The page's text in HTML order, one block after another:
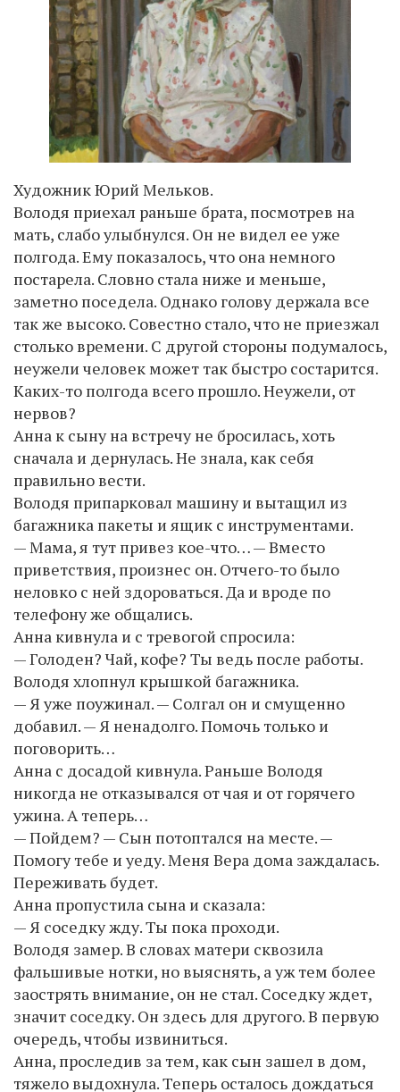
Художник Юрий Мельков.
Володя приехал раньше брата, посмотрев на
мать, слабо улыбнулся. Он не видел ее уже
полгода. Ему показалось, что она немного
постарела. Словно стала ниже и меньше,
заметно поседела. Однако голову держала все
так же высоко. Совестно стало, что не приезжал
столько времени. С другой стороны подумалось,
неужели человек может так быстро состарится.
Каких-то полгода всего прошло. Неужели, от
нервов?
Анна к сыну на встречу не бросилась, хоть
сначала и дернулась. Не знала, как себя
правильно вести.
Володя припарковал машину и вытащил из
багажника пакеты и ящик с инструментами.
— Мама, я тут привез кое-что… — Вместо
приветствия, произнес он. Отчего-то было
неловко с ней здороваться. Да и вроде по
телефону же общались.
Анна кивнула и с тревогой спросила:
— Голоден? Чай, кофе? Ты ведь после работы.
Володя хлопнул крышкой багажника.
— Я уже поужинал. — Солгал он и смущенно
добавил. — Я ненадолго. Помочь только и
поговорить…
Анна с досадой кивнула. Раньше Володя
никогда не отказывался от чая и от горячего
ужина. А теперь…
— Пойдем? — Сын потоптался на месте. —
Помогу тебе и уеду. Меня Вера дома заждалась.
Переживать будет.
Анна пропустила сына и сказала:
— Я соседку жду. Ты пока проходи.
Володя замер. В словах матери сквозила
фальшивые нотки, но выяснять, а уж тем более
заострять внимание, он не стал. Соседку ждет,
значит соседку. Он здесь для другого. В первую
очередь, чтобы извиниться.
Анна, проследив за тем, как сын зашел в дом,
тяжело выдохнула. Теперь осталось дождаться